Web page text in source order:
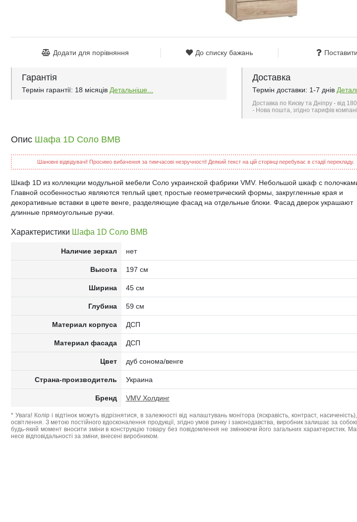
Додати для порівняння До списку бажань
Гарантія
Термін гарантії: 18 місяців Детальніше...
Доставка
Термін доставки: 1-7 днів
Доставка по Києву та Дніпру - від
- Нова пошта, згідно тарифів
Опис Шафа 1D Соло ВМВ
Шановні відвідувачі! Просимо вибачення за тимчасові незручності! Деякий текст на цій сторінці перебуває в стадії перекладу.
Шкаф 1D из коллекции модульной мебели Соло украинской фабрики VMV. Небольшой шкаф с
Главной особенностью являются теплый цвет, простые геометрический формы, закругленные края и
декоративные вставки в цвете венге, разделяющие фасад на отдельные блоки. Фасад дверок украшают
длинные прямоугольные ручки.
Характеристики Шафа 1D Соло ВМВ
Наличие зеркал нет
Высота 197 см
Ширина 45 см
Глубина 59 см
Материал корпуса ДСП
Материал фасада ДСП
Цвет дуб сонома/венге
Страна-производитель Украина
Бренд VMV Холдинг
* Увага! Колір і відтінок можуть відрізнятися, в залежності від налаштувань монітора (яскравість, контраст,
освітлення. З метою постійного вдосконалення продукції, згідно умов ринку і законодавства, виробник залишає за
будь-який момент вносити зміни в конструкцію товару без повідомлення не змінюючи його загальних характеристик.
несе відповідальності за зміни, внесені виробником.